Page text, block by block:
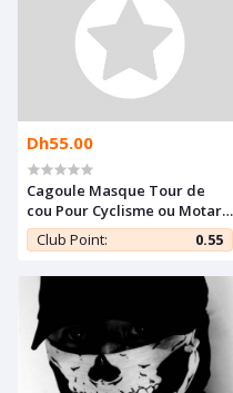
Dh55.00
Cagoule Masque Tour de
cou Pour Cyclisme ou Motard
- Noir
Club Point: 0.55